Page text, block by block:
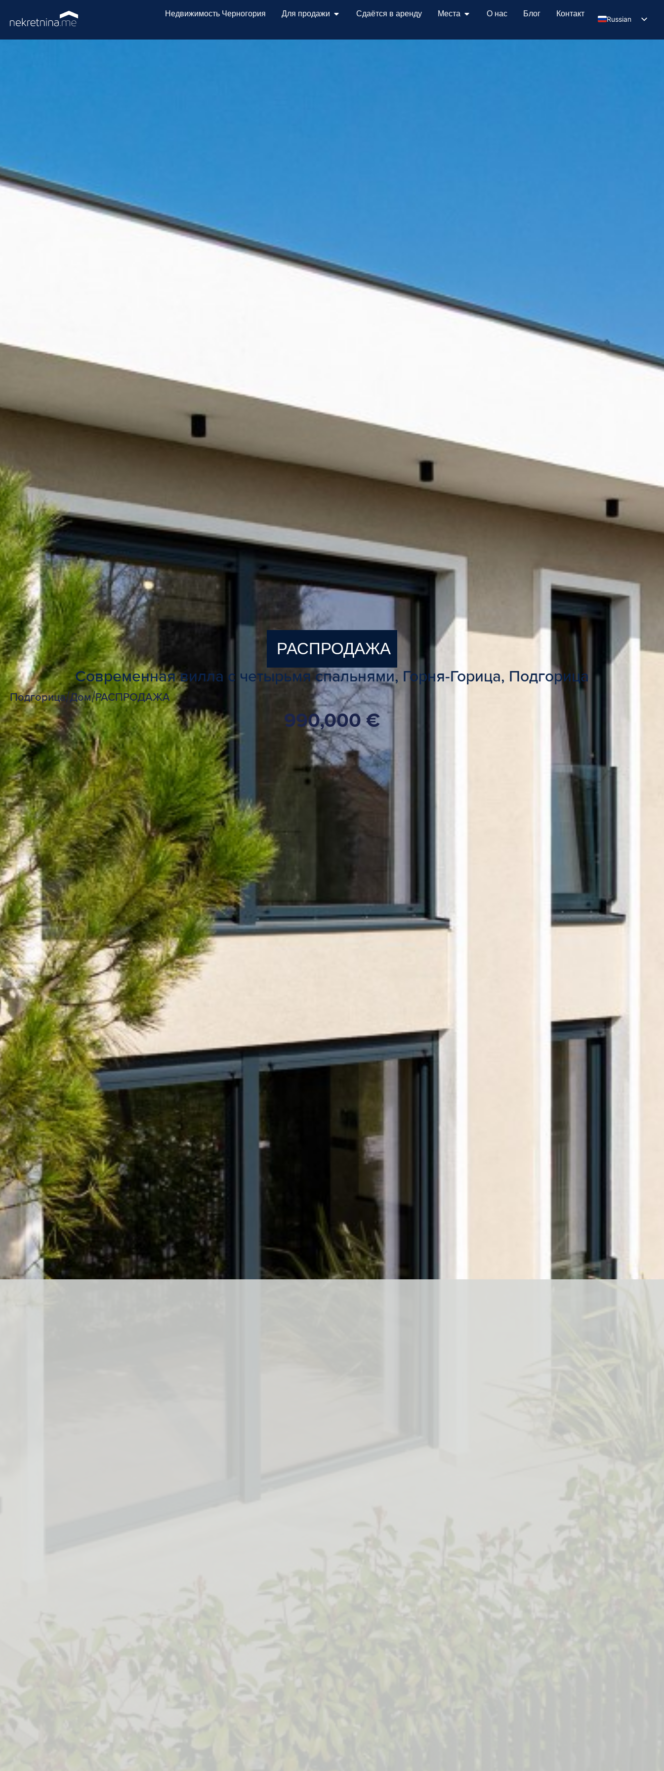
Недвижимость Черногория Для продажи Сдаётся в аренду Места О нас Блог Контакт
Russian
РАСПРОДАЖА
Современная вилла с четырьмя спальнями, Горня-Горица, Подгорица
Подгорица/Дом/РАСПРОДАЖА
990,000 €